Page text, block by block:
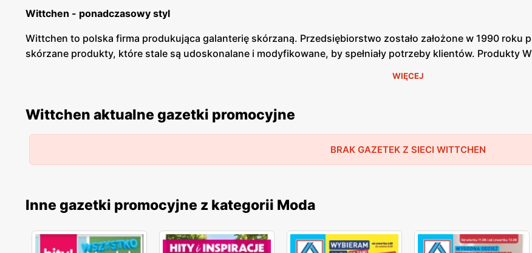
Wittchen - ponadczasowy styl
Wittchen to polska firma produkująca galanterię skórzaną. Przedsiębiorstwo zostało założone w 1990 roku
skórzane produkty, które stale są udoskonalane i modyfikowane, by spełniały potrzeby klientów. Produkty
skórzanej, które dopasowują się do potrzeb konsumentów. Produkty Wittchen charakteryzują się
modzie.
okazje, z których warto skorzystać. Marka Wittchen często oferuje różne rabaty dla swoich klientów.
Lidlu. Sklep z galanterią posiada również placówki outletowe.
WIĘCEJ
Wittchen aktualne gazetki promocyjne
BRAK GAZETEK Z SIECI WITTCHEN
Inne gazetki promocyjne z kategorii Moda